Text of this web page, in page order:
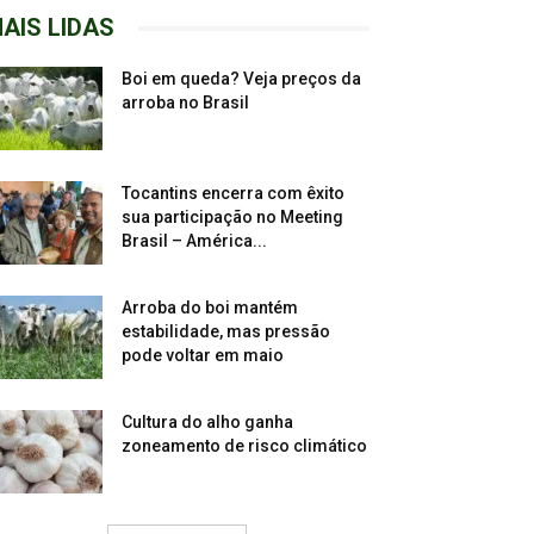
LIDAS
Boi em queda? Veja preços da
arroba no Brasil
Tocantins encerra com êxito
sua participação no Meeting
Brasil – América...
Arroba do boi mantém
estabilidade, mas pressão
pode voltar em maio
Cultura do alho ganha
zoneamento de risco climático